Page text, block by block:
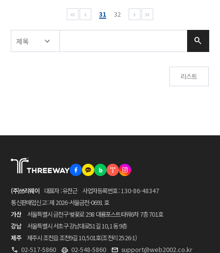
31 32
리스트
(주)쓰리웨이 대표자 : 유찬근 사업자등록번호 :130-86-48347
통신판매업신고 : 제 2026-서울금천-0691 호
가산
서울특별시 금천구 벚꽃로 298 대륭포스트타워6차 7층 701호
강남
서울특별시 서초구 강남대로51길 10, 1동 9층
제주
제주시 조천읍 조천9길 10, 501호(조천리 2526-1)
02-517-5860
02-548-5860 support@web2002.co.kr